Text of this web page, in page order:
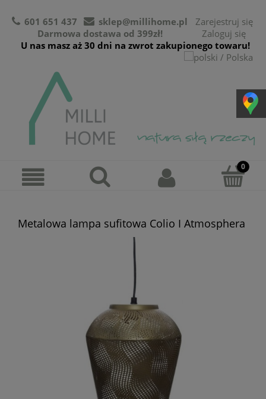
601 651 437
sklep@millihome.pl
Darmowa dostawa od 399zł!
U nas masz aż 30 dni na zwrot zakupionego towaru!
Zarejestruj się
Zaloguj się
Metalowa lampa sufitowa Colio I Atmosphera